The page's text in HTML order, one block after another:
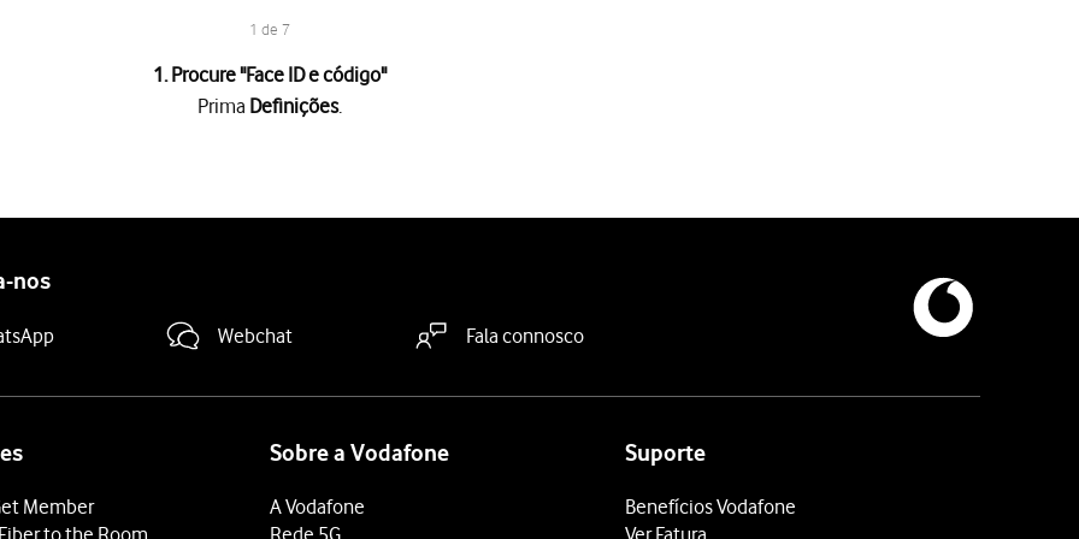
1 de 7
1. Procure "Face ID e código"
Prima Definições.
o código de bloqueio.
deslize o dedo de baixo para cima a partir da base do ecrã.
nos
Webchat Fala connosco
Member
to the Room
Sobre a Vodafone
A Vodafone
Rede 5G
Suporte
Benefícios Vodafone
Ver Fatura